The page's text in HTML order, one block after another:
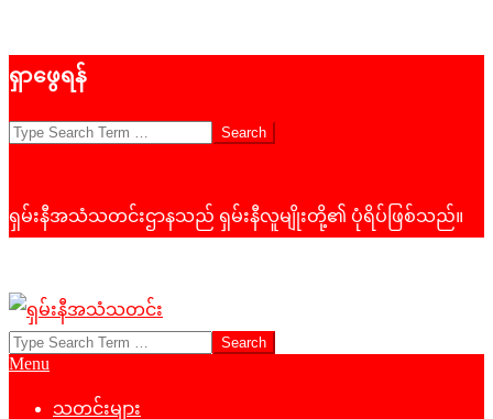
to
ရှာဖွေရန်
Search
ရှမ်းနီအသံသတင်းဌာနသည် ရှမ်းနီလူမျိုးတို့၏ ပုံရိပ်ဖြစ်သည်။
ရှမ်း
Search
Primary
Menu
သတင်းများ